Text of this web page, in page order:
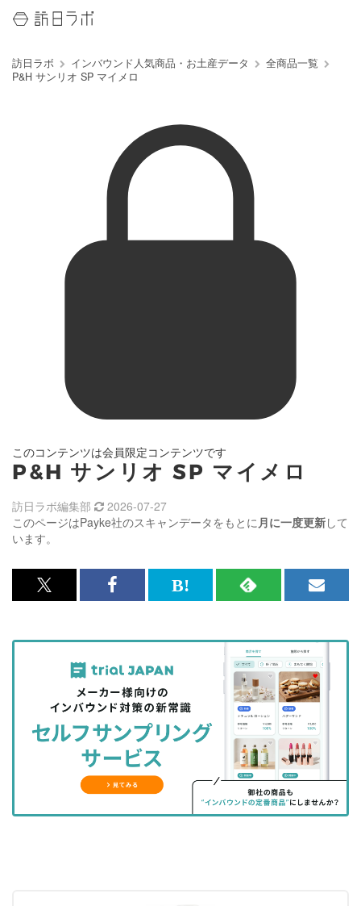
訪日ラボ インバウンド人気商品・お土産データ
全商品一覧
P&H サンリオ SP マイメロ
このコンテンツは会員限定コンテンツです
P&H サンリオ SP マイメロ
このページはPayke社のスキャンデータをもとに月に一度更新して
います。
訪日ラボ編集部 2026-07-27
x<br>
記
を
シ
ェ
る
Facebook<br>
記
事
を
シ
ェ
ア
す
る
は
な
ッ
ク
マ
に
RSS
記
事
を
購
読
す
る
メ
マ
ガ
登
録
す
る